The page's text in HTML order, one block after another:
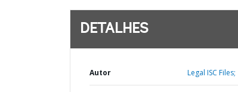
DETALHES
Autor Legal ISC Files;